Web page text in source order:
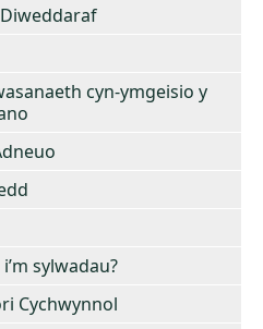
cyn-ymgeisio y
sylwadau?
Cychwynnol